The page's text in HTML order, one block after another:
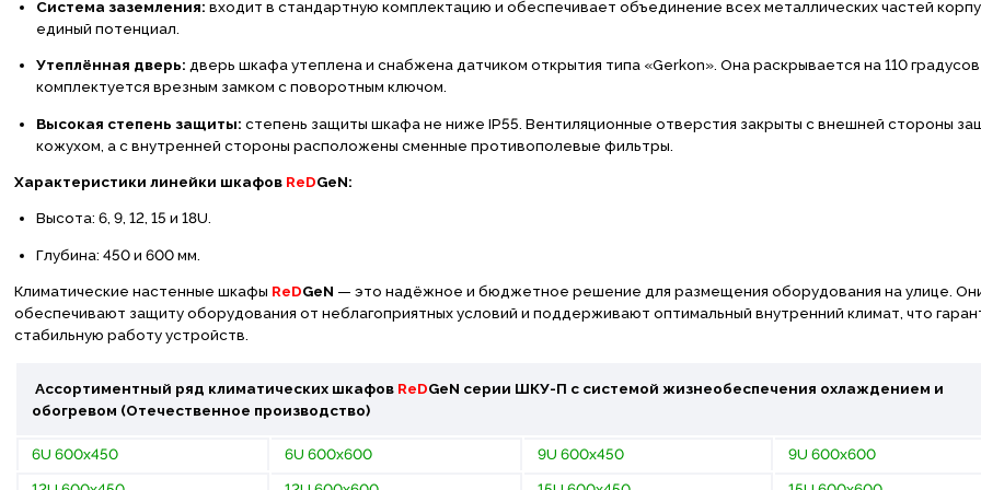
Система заземления: входит в стандартную комплектацию и обеспечивает объединение всех металлических частей
единый потенциал.
Утеплённая дверь: дверь шкафа утеплена и снабжена датчиком открытия типа «Gerkon». Она раскрывается на 110 градусов
комплектуется врезным замком с поворотным ключом.
Высокая степень защиты: степень защиты шкафа не ниже IP55. Вентиляционные отверстия закрыты с внешней стороны
кожухом, а с внутренней стороны расположены сменные противополевые фильтры.
Характеристики линейки шкафов ReDGeN:
Высота: 6, 9, 12, 15 и 18U.
Глубина: 450 и 600 мм.
Климатические настенные шкафы ReDGeN — это надёжное и бюджетное решение для размещения оборудования на улице.
обеспечивают защиту оборудования от неблагоприятных условий и поддерживают оптимальный внутренний климат, что
стабильную работу устройств.
Асcортиментный ряд климатических шкафов ReDGeN серии ШКУ-П с системой жизнеобеспечения охлаждением и
обогревом (Отечественное производство)
6U 600х450 6U 600х600 9U 600х450
9U 600х600